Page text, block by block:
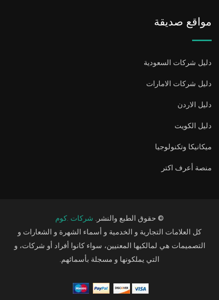
مواقع صديقة
دليل شركات السعودية
دليل شركات الامارات
دليل الاردن
دليل الكويت
ميكانيكا وتكنولوجيا
منصة أعرف اكتر
© حقوق الطبع والنشر. شركات .كوم
كل العلامات التجارية و الخدمية و أسماء الشهرة و الشعارات و
التصميمات هي لمالكيها المعنيين، سواء كانوا أفراد أو شركات، و
التي يملكونها و مسجلة بأسمائهم.